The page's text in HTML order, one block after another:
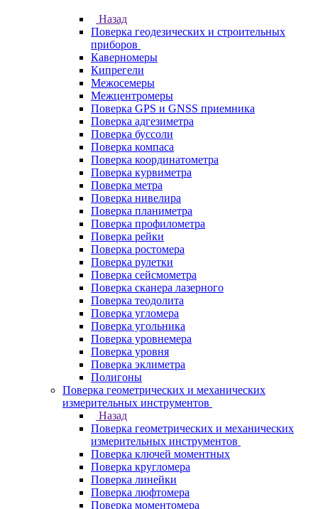
Назад
Поверка геодезических и строительных
приборов
Каверномеры
Кипрегели
Межосемеры
Межцентромеры
Поверка GPS и GNSS приемника
Поверка адгезиметра
Поверка буссоли
Поверка компаса
Поверка координатометра
Поверка курвиметра
Поверка метра
Поверка нивелира
Поверка планиметра
Поверка профилометра
Поверка рейки
Поверка ростомера
Поверка рулетки
Поверка сейсмометра
Поверка сканера лазерного
Поверка теодолита
Поверка угломера
Поверка угольника
Поверка уровнемера
Поверка уровня
Поверка эклиметра
Полигоны
Поверка геометрических и механических
измерительных инструментов
Назад
Поверка геометрических и механических
измерительных инструментов
Поверка ключей моментных
Поверка кругломера
Поверка линейки
Поверка люфтомера
Поверка моментомера